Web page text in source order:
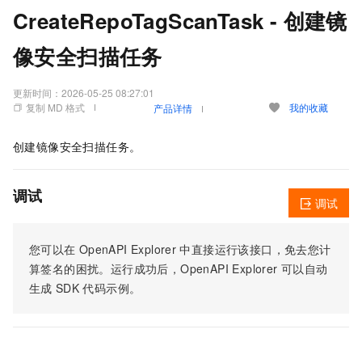
CreateRepoTagScanTask - 创建镜
像安全扫描任务
更新时间： 2026-05-25 08:27:01
复制 MD 格式
产品详情 我的收藏
创建镜像安全扫描任务。
调试
您可以在 OpenAPI Explorer 中直接运行该接口，免去您计
算签名的困扰。运行成功后，OpenAPI Explorer 可以自动
生成 SDK 代码示例。
调试